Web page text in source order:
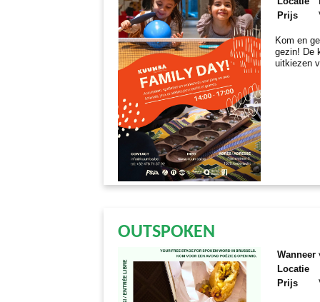
Prijs
Kom en
gezin! De
uitkiezen
OUTSPOKEN
Wanneer
Locatie
Prijs